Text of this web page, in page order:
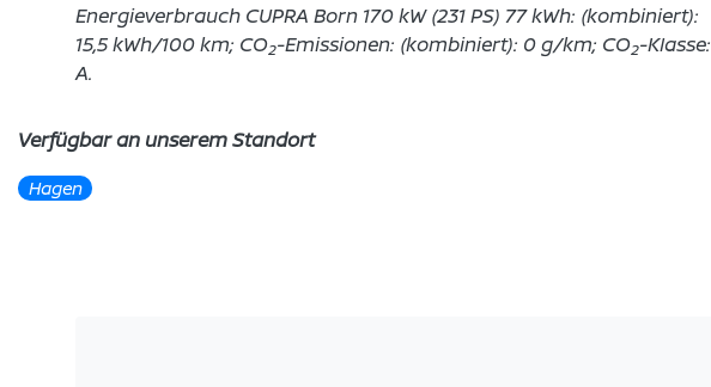
Energieverbrauch CUPRA Born 170 kW (231 PS) 77 kWh: (kombiniert):
15,5 kWh/100 km; CO2-Emissionen: (kombiniert): 0 g/km; CO2-Klasse:
A.
Verfügbar an unserem Standort
Hagen